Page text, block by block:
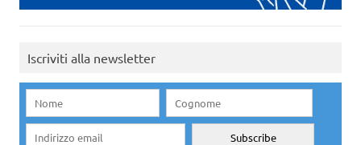
Iscriviti alla newsletter